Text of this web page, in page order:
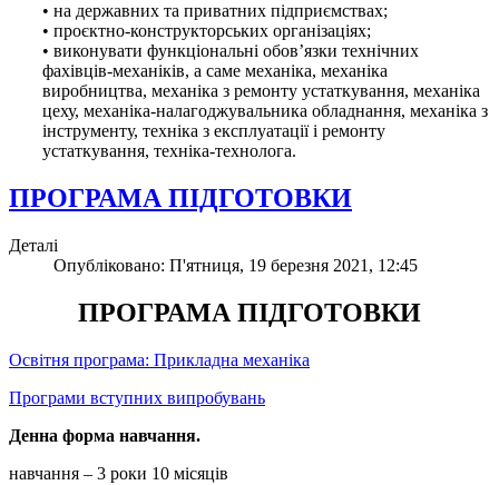
• на державних та приватних підприємствах;
• проєктно-конструкторських організаціях;
• виконувати функціональні обов’язки технічних
фахівців-механіків, а саме механіка, механіка
виробництва, механіка з ремонту устаткування, механіка
цеху, механіка-налагоджувальника обладнання, механіка з
інструменту, техніка з експлуатації і ремонту
устаткування, техніка-технолога.
ПРОГРАМА ПІДГОТОВКИ
Деталі
Опубліковано: П'ятниця, 19 березня 2021, 12:45
ПРОГРАМА ПІДГОТОВКИ
Освітня програма: Прикладна механіка
Програми вступних випробувань
Денна форма навчання.
навчання – 3 роки 10 місяців